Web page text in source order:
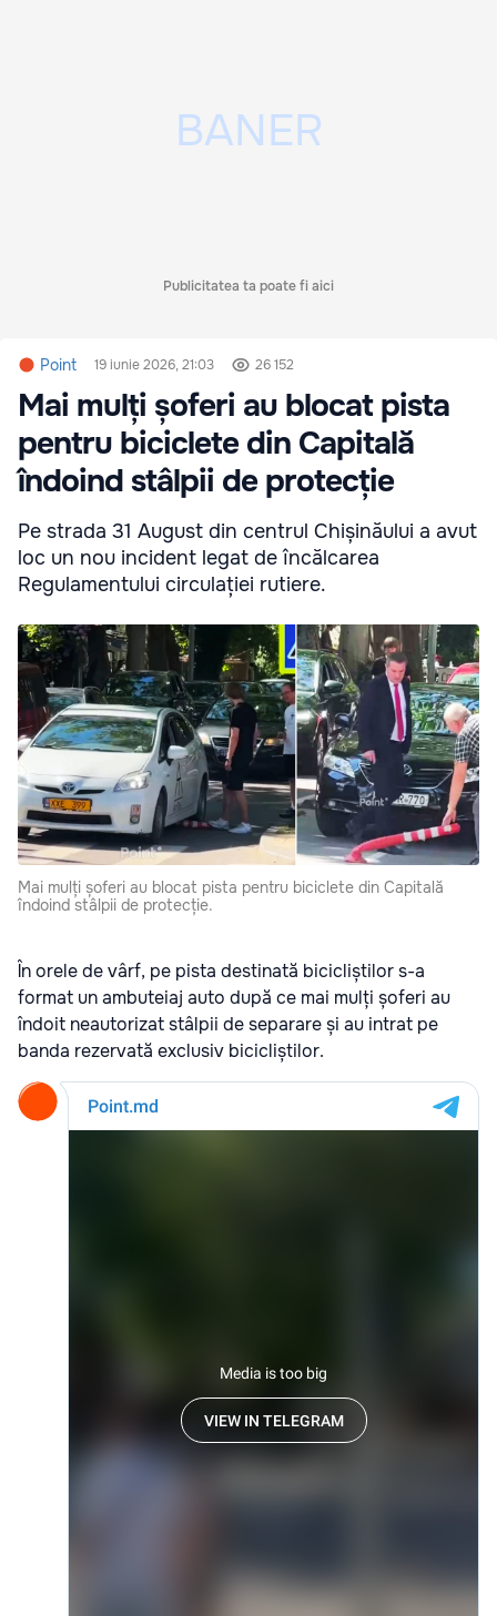
Publicitatea ta poate fi aici
Point 19 iunie 2026, 21:03 26 152
Mai mulți șoferi au blocat pista
pentru biciclete din Capitală
îndoind stâlpii de protecție
Pe strada 31 August din centrul Chișinăului a avut
loc un nou incident legat de încălcarea
Regulamentului circulației rutiere.
Mai mulți șoferi au blocat pista pentru biciclete din Capitală
îndoind stâlpii de protecție.
În orele de vârf, pe pista destinată bicicliștilor s-a
format un ambuteiaj auto după ce mai mulți șoferi au
îndoit neautorizat stâlpii de separare și au intrat pe
banda rezervată exclusiv bicicliștilor.